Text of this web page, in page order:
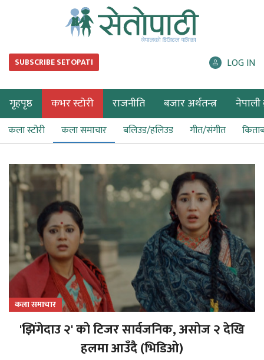
SUBSCRIBE SETOPATI LOG IN
गृहपृष्ठ कभर स्टोरी राजनीति बजार अर्थतन्त्र नेपाली
कला स्टोरी कला समाचार बलिउड/हलिउड गीत/संगीत
कला समाचार
'झिंगेदाउ २' को टिजर सार्वजनिक, असोज २ देखि
हलमा आउँदै (भिडिओ)